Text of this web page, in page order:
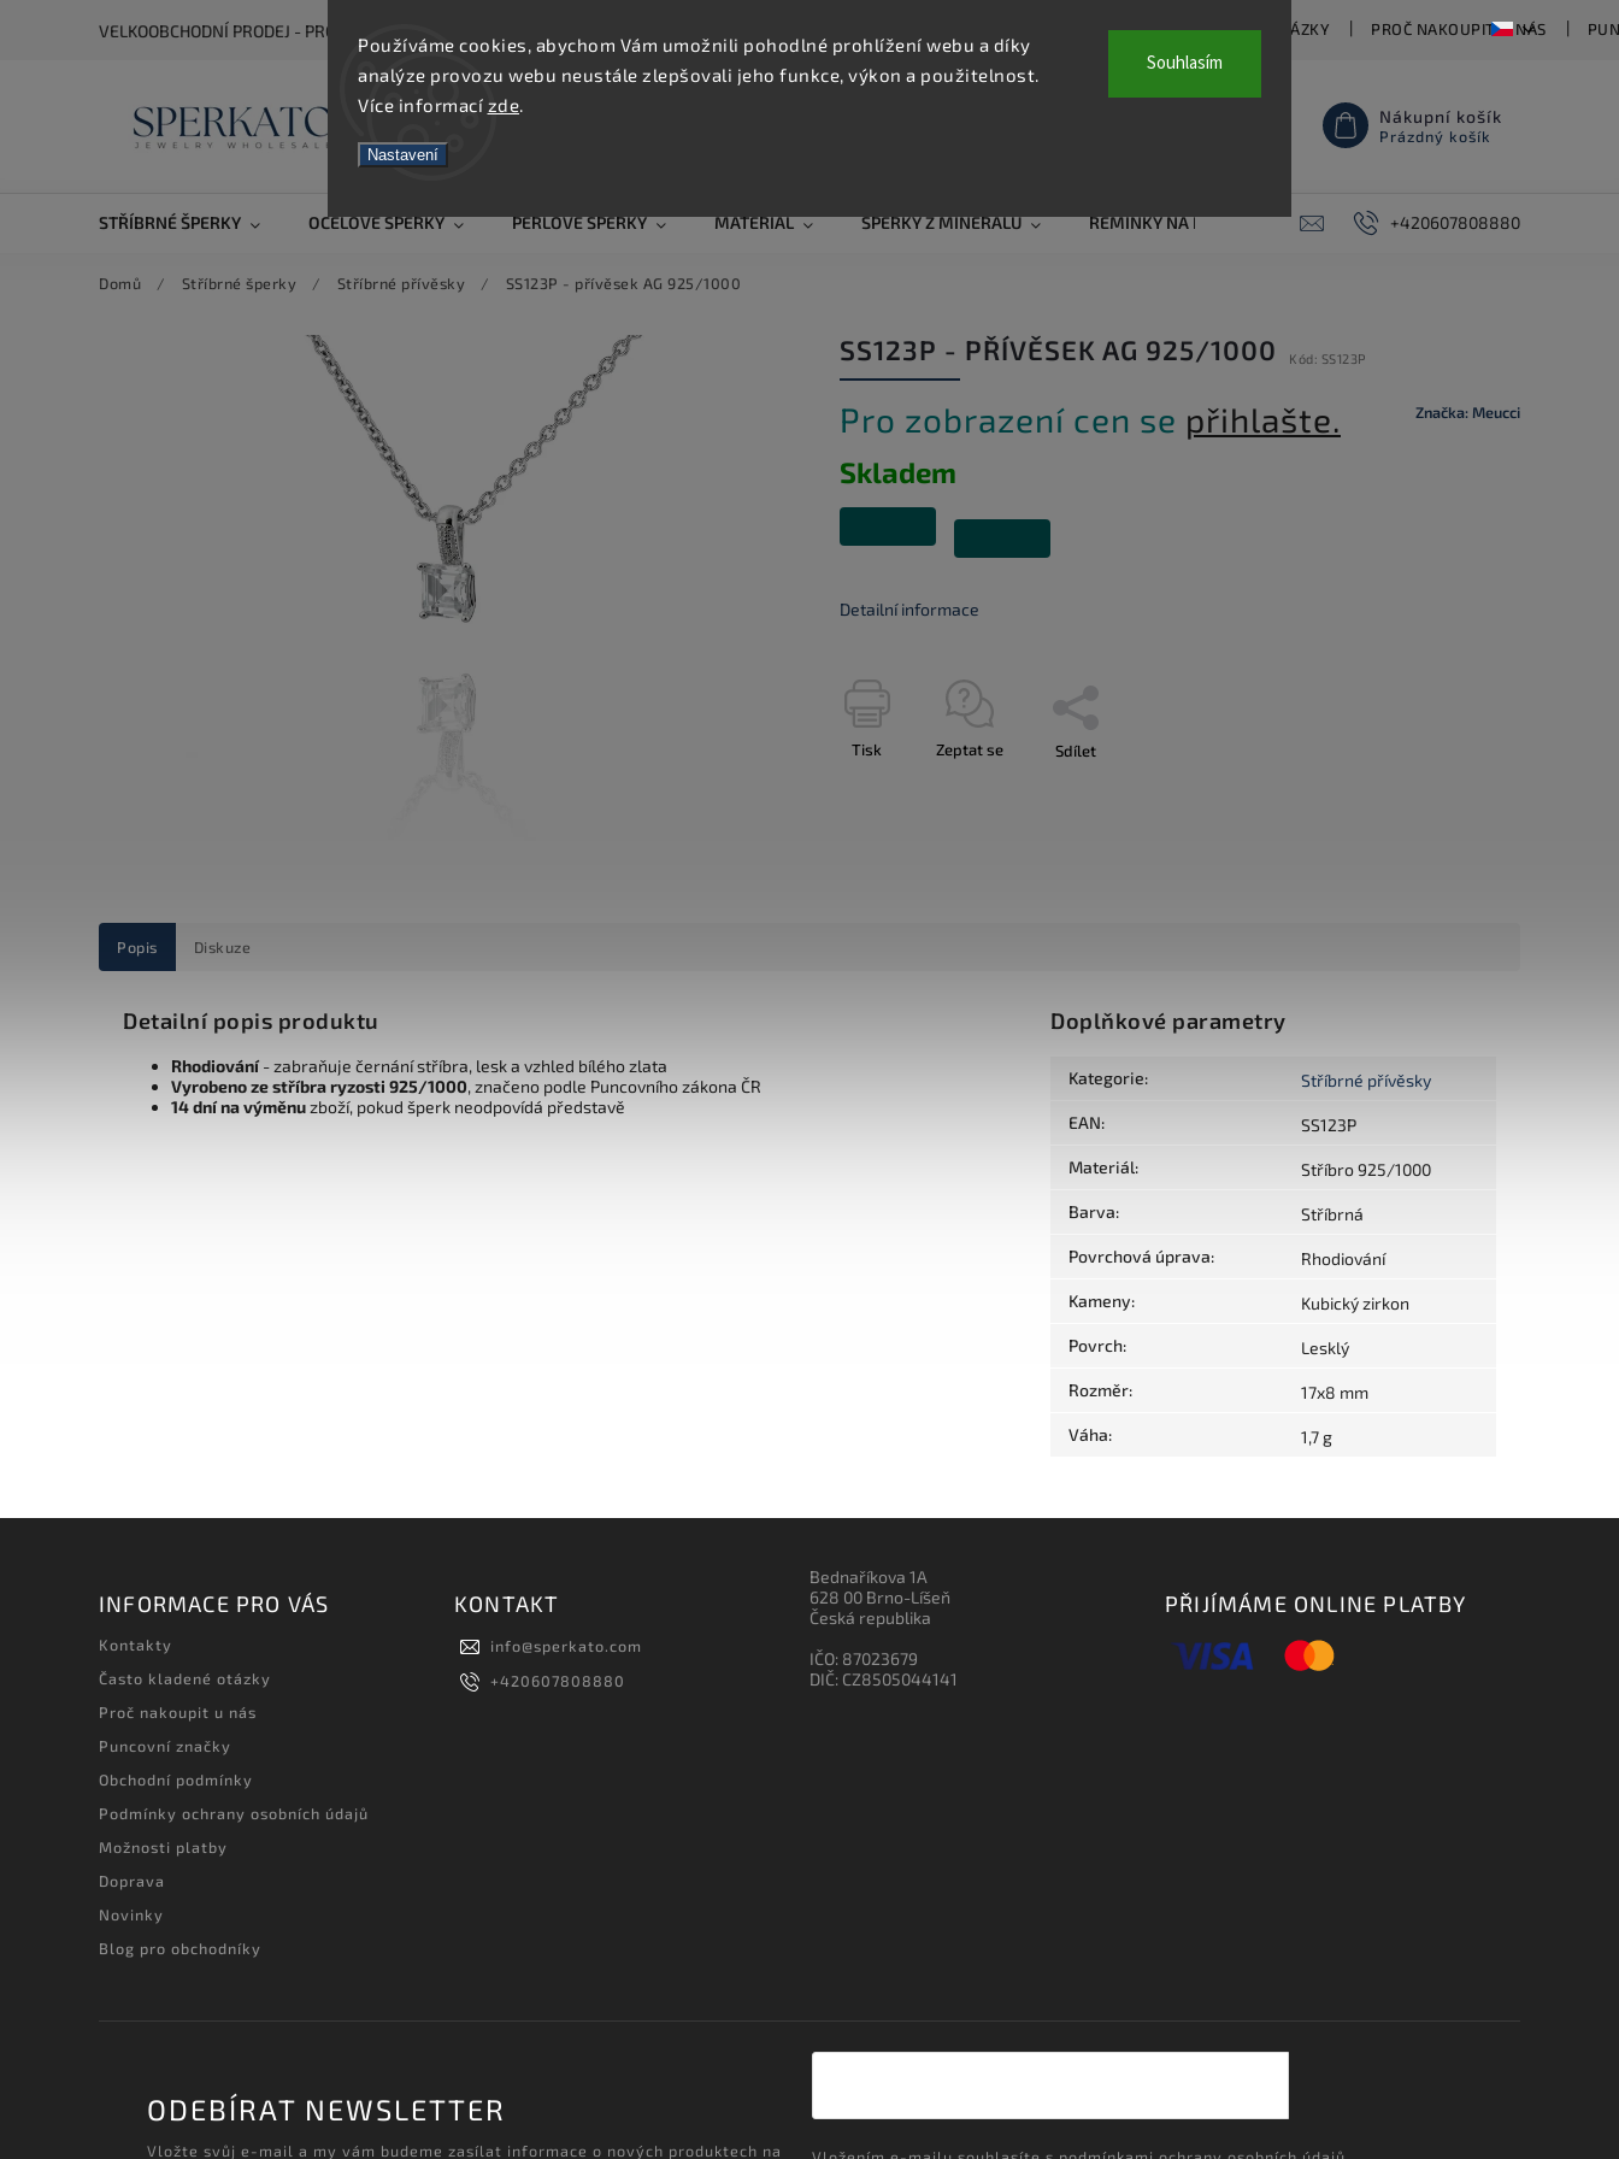
Používáme cookies, abychom Vám umožnili pohodlné prohlížení webu a díky
analýze provozu webu neustále zlepšovali jeho funkce, výkon a použitelnost.
Více informací zde.
Nastavení
Souhlasím
VELKOOBCHODNÍ PRODEJ - PRO ZOBRAZENÍ CEN SE REGISTRUJTE ČASTO KLADENÉ OTÁZKY PROČ NAKOUPIT U NÁS
Nákupní košík
Prázdný košík
STŘÍBRNÉ ŠPERKY OCELOVÉ ŠPERKY PERLOVÉ ŠPERKY MATERIÁL ŠPERKY Z MINERÁLŮ ŘEMÍNKY NA HODINKY AKCE PIERCING
+420607808880
Domů / Stříbrné šperky / Stříbrné přívěsky / SS123P - přívěsek AG 925/1000
SS123P - PŘÍVĚSEK AG 925/1000 Kód: SS123P
Značka: Meucci
Pro zobrazení cen se přihlašte.
Skladem
Detailní informace
Tisk Zeptat se Sdílet
Popis Diskuze
Detailní popis produktu
Rhodiování- zabraňuje černání stříbra, lesk a vzhled bílého zlata
Vyrobeno ze stříbra ryzosti 925/1000, značeno podle Puncovního zákona ČR
14 dní na výměnuzboží, pokud šperk neodpovídá představě
Doplňkové parametry
Kategorie: Stříbrné přívěsky
EAN: SS123P
Materiál: Stříbro 925/1000
Barva: Stříbrná
Povrchová úprava: Rhodiování
Kameny: Kubický zirkon
Povrch: Lesklý
Rozměr: 17x8 mm
Váha: 1,7 g
INFORMACE PRO VÁS
Kontakty
Často kladené otázky
Proč nakoupit u nás
Puncovní značky
Obchodní podmínky
Podmínky ochrany osobních údajů
Možnosti platby
Doprava
Novinky
Blog pro obchodníky
KONTAKT
info@sperkato.com
+420607808880
Bednaříkova 1A
628 00 Brno-Líšeň
Česká republika
IČO: 87023679
DIČ: CZ8505044141
PŘIJÍMÁME ONLINE PLATBY
ODEBÍRAT NEWSLETTER
Vložte svůj e-mail a my vám budeme zasílat informace o nových produktech na